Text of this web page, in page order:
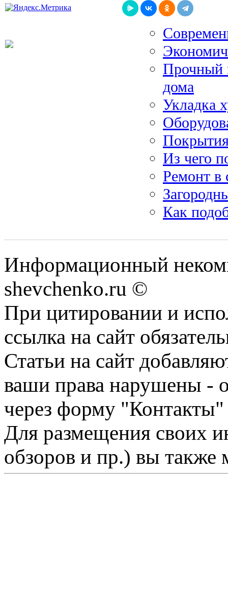
Прочный
дома
Укладка
Из чего
Ремонт в
Как
Информационный
shevchenko.ru ©
При цитировании и
ссылка на сайт
Статьи на сайт
ваши права нарушены -
через форму "Контакты"
Для размещения своих
обзоров и пр.) вы также